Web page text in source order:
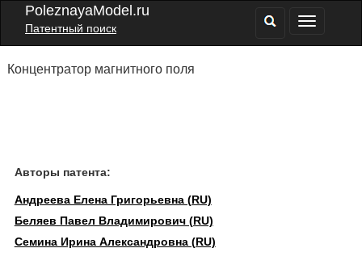
PoleznayaModel.ru
Патентный поиск
Концентратор магнитного поля
Авторы патента:
Андреева Елена Григорьевна (RU)
Беляев Павел Владимирович (RU)
Семина Ирина Александровна (RU)